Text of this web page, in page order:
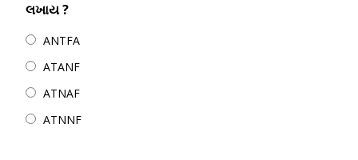
લખાય ?
ANTFA
ATANF
ATNAF
ATNNF